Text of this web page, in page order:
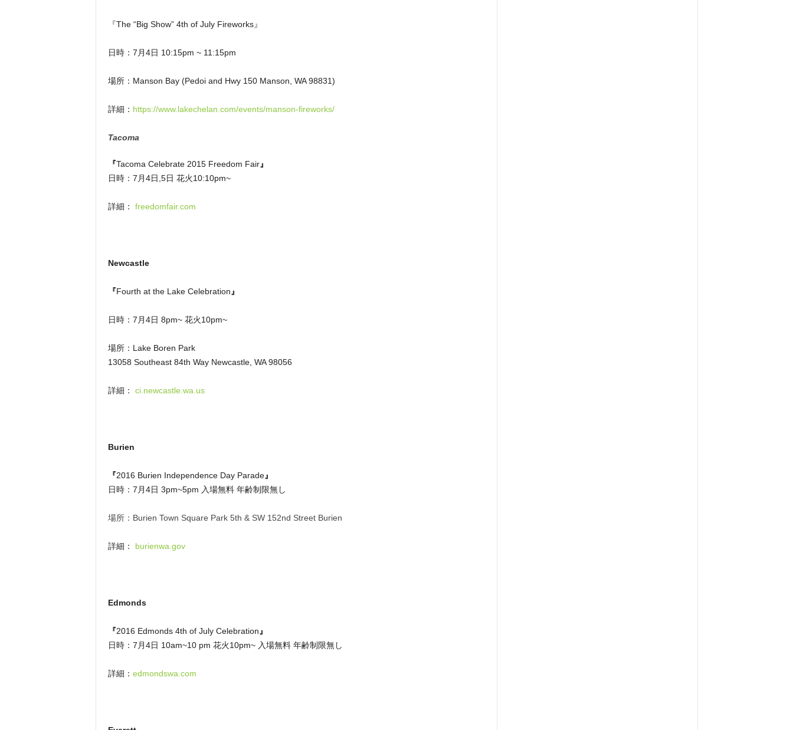
『The “Big Show” 4th of July Fireworks』
日時：7月4日 10:15pm ~ 11:15pm
場所：Manson Bay (Pedoi and Hwy 150 Manson, WA 98831)
詳細： https://www.lakechelan.com/events/manson-fireworks/
Tacoma
『Tacoma Celebrate 2015 Freedom Fair』
日時：7月4日,5日 花火10:10pm~
詳細： freedomfair.com
Newcastle
『Fourth at the Lake Celebration 』
日時：7月4日 8pm~ 花火10pm~
場所：Lake Boren Park
13058 Southeast 84th Way Newcastle, WA 98056
詳細： ci.newcastle.wa.us
Burien
『2016 Burien Independence Day Parade』
日時：7月4日 3pm~5pm 入場無料 年齢制限無し
場所：Burien Town Square Park 5th & SW 152nd Street Burien
詳細： burienwa.gov
Edmonds
『2016 Edmonds 4th of July Celebration 』
日時：7月4日 10am~10 pm 花火10pm~ 入場無料 年齢制限無し
詳細： edmondswa.com